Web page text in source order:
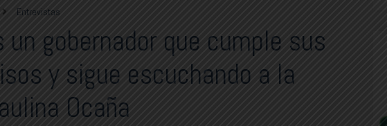
Entrevistas
un gobernador que cumple sus
y sigue escuchando a la
Ocaña